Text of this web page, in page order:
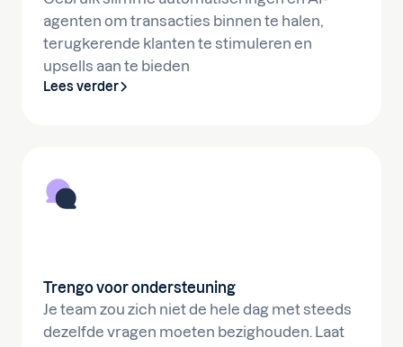
agenten om transacties binnen te halen,
terugkerende klanten te stimuleren en
upsells aan te bieden
Lees verder
Trengo voor ondersteuning
Je team zou zich niet de hele dag met steeds
dezelfde vragen moeten bezighouden. Laat